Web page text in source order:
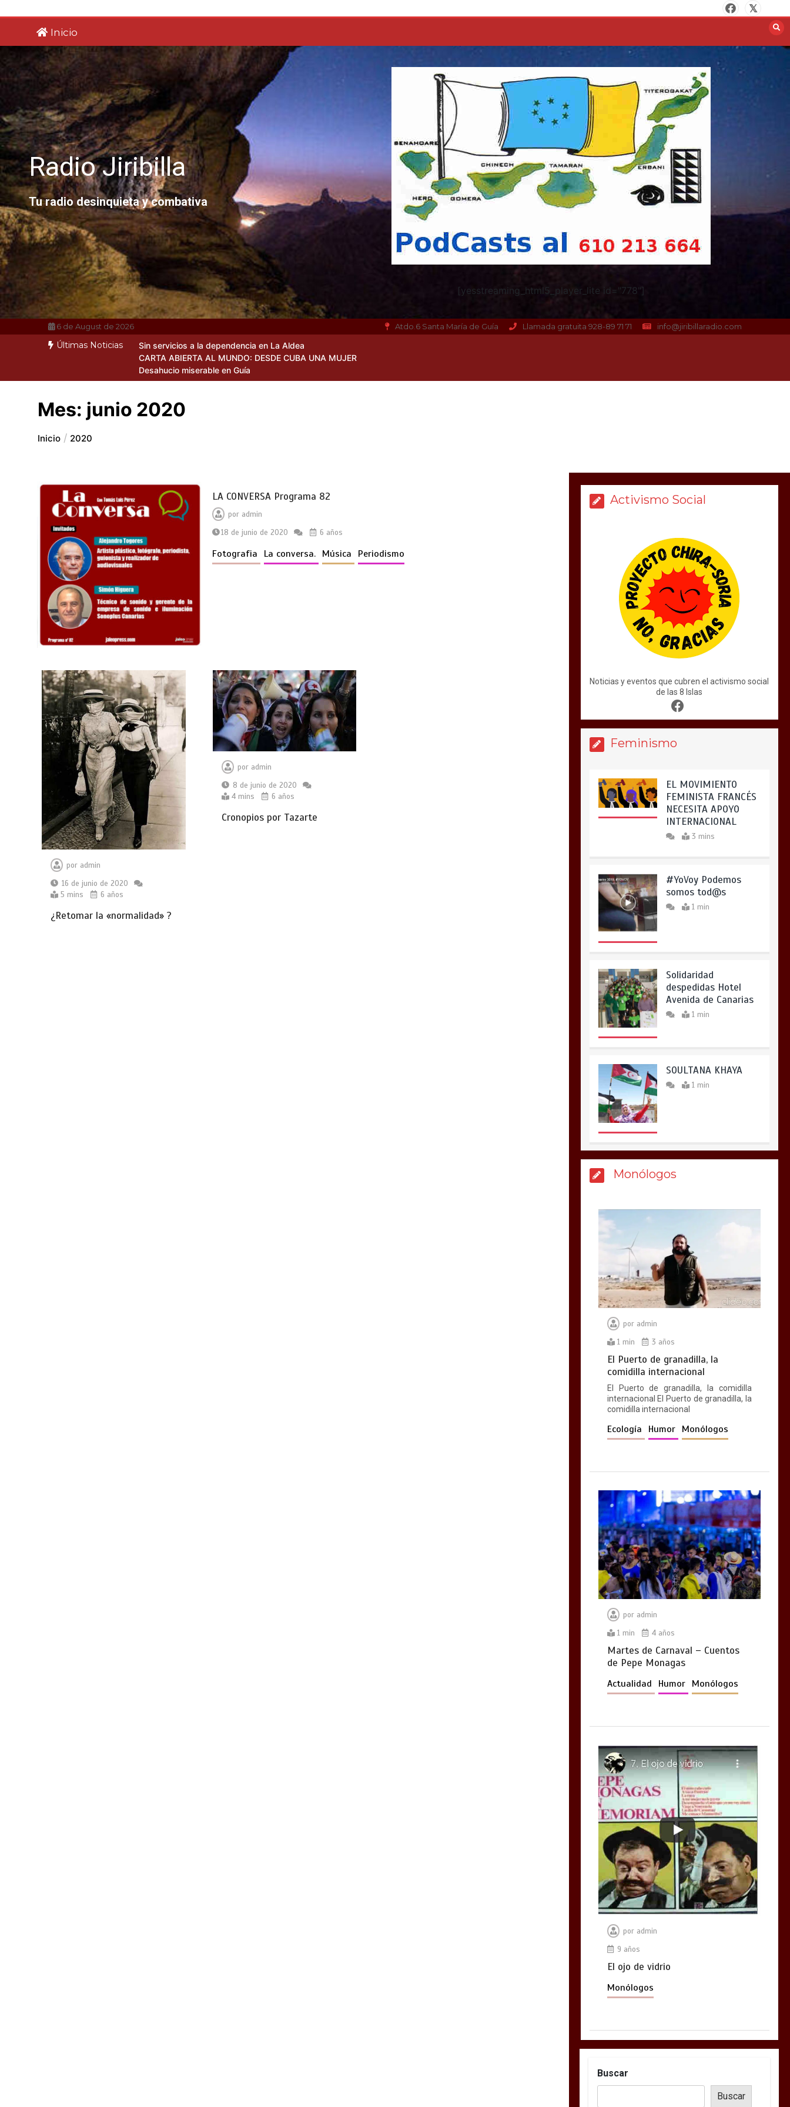
al
contenido Inicio
Radio Jiribilla
Tu radio desinquieta y combativa
[yesstreaming_html5_player_lite id="778"]
6 de August de 2026 Atdo.6 Santa María de Guía Llamada gratuita 928-89 71 71 info@jiribillaradio.com
Últimas Noticias
Sin servicios a la dependencia en La Aldea
CARTA ABIERTA AL MUNDO: DESDE CUBA UNA MUJER
Desahucio miserable en Guía
Mes: junio 2020
Inicio 2020
LA CONVERSA Programa 82
por admin
18 de junio de 2020
6 años
Fotografia La conversa. Música Periodismo
por admin
16 de junio de 2020
5 mins
6 años
¿Retomar la «normalidad» ?
por admin
8 de junio de 2020
4 mins
6 años
Cronopios por Tazarte
Activismo Social
Noticias y eventos que cubren el activismo social
de las 8 Islas
Feminismo
EL MOVIMIENTO
FEMINISTA FRANCÉS
NECESITA APOYO
INTERNACIONAL
3 mins
#YoVoy Podemos
somos tod@s
1 min
Solidaridad
despedidas Hotel
Avenida de Canarias
1 min
SOULTANA KHAYA
1 min
Monólogos
por admin
1 min
3 años
El Puerto de granadilla, la
comidilla internacional
El Puerto de granadilla, la comidilla
internacional El Puerto de granadilla, la
comidilla internacional
Ecología Humor Monólogos
por admin
1 min
4 años
Martes de Carnaval – Cuentos
de Pepe Monagas
Actualidad Humor Monólogos
por admin
9 años
El ojo de vidrio
Monólogos
Buscar
Buscar